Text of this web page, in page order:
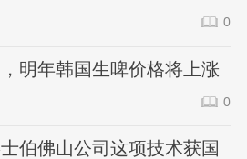
0
明年韩国生啤价格将上涨
0
伯佛山公司这项技术获国